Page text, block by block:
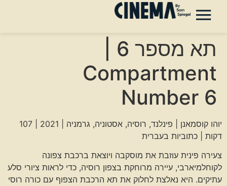
Compartment
Number 6
יוהו קוסמאנן | פינלנד, רוסיה, אסטוניה, גרמניה | 2021 | 107
דקות | כתוביות בעברית
צעירה פינית עוזבת את מוסקבה ויוצאת ברכבת צפונה
לקוחלמיארבי, עיירה מרוחקת בצפון רוסיה, כדי לראות ציורי סלע
עתיקים. היא נאלצת לחלוק את תא הרכבת הצפוף עם כורה רוסי